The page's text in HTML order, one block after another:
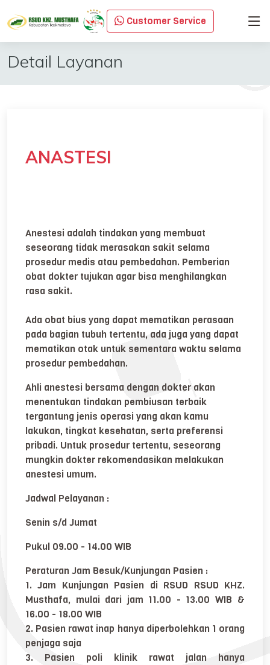
Customer Service
Detail Layanan
ANASTESI
Anestesi adalah tindakan yang membuat
seseorang tidak merasakan sakit selama
prosedur medis atau pembedahan. Pemberian
obat dokter tujukan agar bisa menghilangkan
rasa sakit.
Ada obat bius yang dapat mematikan perasaan
pada bagian tubuh tertentu, ada juga yang dapat
mematikan otak untuk sementara waktu selama
prosedur pembedahan.
Ahli anestesi bersama dengan dokter akan
menentukan tindakan pembiusan terbaik
tergantung jenis operasi yang akan kamu
lakukan, tingkat kesehatan, serta preferensi
pribadi. Untuk prosedur tertentu, seseorang
mungkin dokter rekomendasikan melakukan
anestesi umum.
Jadwal Pelayanan :
Senin s/d Jumat
Pukul 09.00 - 14.00 WIB
Peraturan Jam Besuk/Kunjungan Pasien :
1. Jam Kunjungan Pasien di RSUD RSUD KHZ.
Musthafa, mulai dari jam 11.00 - 13.00 WIB &
16.00 - 18.00 WIB
2. Pasien rawat inap hanya diperbolehkan 1 orang
penjaga saja
3. Pasien poli klinik rawat jalan hanya